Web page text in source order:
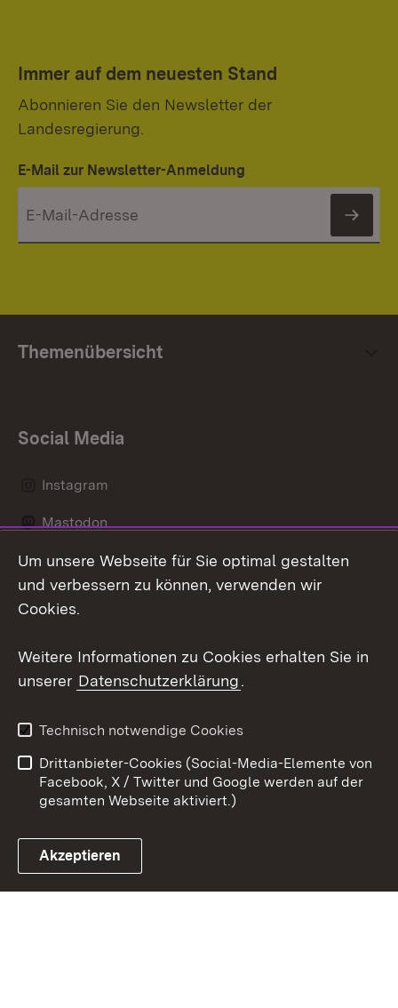
Immer auf dem neuesten Stand
Abonnieren Sie den Newsletter der
Landesregierung.
E-Mail zur Newsletter-Anmeldung
Themenübersicht
Social Media
Instagram
Mastodon
Messenger
Link zum Landesportal
Kontakt
Impressum
Cookies
Um unsere Webseite für Sie optimal gestalten
und verbessern zu können, verwenden wir
Cookies.
Weitere Informationen zu Cookies erhalten Sie in
unserer Datenschutzerklärung.
Technisch notwendige Cookies
Drittanbieter-Cookies (Social-Media-Elemente von
Facebook, X / Twitter und Google werden auf der
gesamten Webseite aktiviert.)
Akzeptieren